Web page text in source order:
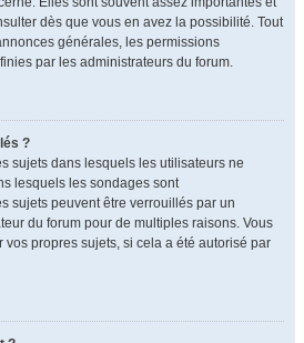
dès que vous en avez la possibilité. Tout
générales, les permissions
par les administrateurs du forum.
?
sujets dans lesquels les utilisateurs ne
lesquels les sondages sont
sujets peuvent être verrouillés par un
du forum pour de multiples raisons. Vous
propres sujets, si cela a été autorisé par